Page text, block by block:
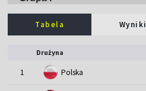
Tabela Wyniki
Drużyna
1 Polska